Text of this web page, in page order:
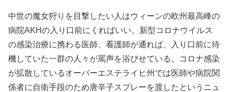
中世の魔女狩りを目撃したい人はウィーンの欧州最高峰の
病院AKHの入り口前にくればいい。新型コロナウイルス
の感染治療に携わる医師、看護師が通れば、入り口前に待
機していた一群の人々が罵声を浴びせている。コロナ感染
が拡散しているオーバーエステライヒ州では医師や病院関
係者に自衛手段のため唐辛子スプレーを渡したというニュ